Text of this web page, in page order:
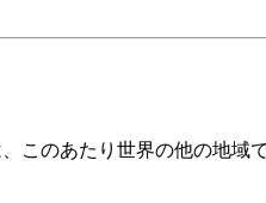
このあたり世界の他の地域